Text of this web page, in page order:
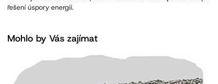
řešení úspory energií.
Mohlo by Vás zajímat